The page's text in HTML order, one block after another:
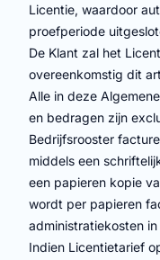
Licentie, waardoor
proefperiode
De Klant zal het
overeenkomstig dit
Alle in deze
en bedragen zijn
Bedrijfsrooster
middels een
een papieren kopie
wordt per papieren
administratiekosten
Indien Licentietarief